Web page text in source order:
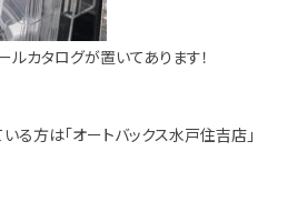
カタログが置いてあります！
る方は「オートバックス水戸住吉店」